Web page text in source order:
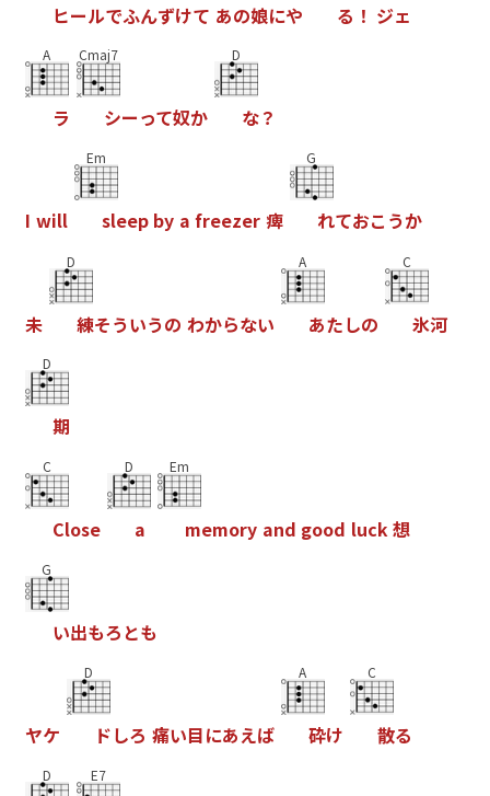
ヒールでふんずけて あの娘にや る ！ ジェ
A
ラ
Cmaj7
シーって奴か
D
な？
I will
Em
sleep by a freezer 痺
G
れておこ うか
未
D
練そういうの わからない
A
あたしの
C
氷河
D
期
C
Close
D
a
Em
memory and good luck想
G
い出もろ とも
ヤケ
D
ドしろ 痛い目にあえば
A
砕け
C
散る
D E7